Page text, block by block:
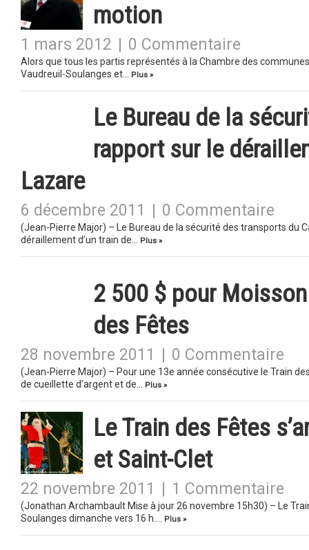
motion
1 mars 2012 0 Commentaire
Alors que tous les partis représentés à la Chambre des
Vaudreuil-Soulanges et…
Plus »
Le Bureau de la
rapport sur le
Lazare
6 décembre 2011 0 Commentaire
(Jean-Pierre Major) – Le Bureau de la sécurité des transports du
déraillement d’un train de…
Plus »
2 500 $ pour
des Fêtes
28 novembre 2011 0 Commentaire
(Jean-Pierre Major) – Pour une 13e année consécutive le Train
de cueillette d’argent et de…
Plus »
Le Train des Fêtes
et Saint-Clet
22 novembre 2011 1 Commentaire
(Jonathan Archambault Mise à jour 26 novembre 15h30) – Le
Soulanges dimanche vers 16 h….
Plus »